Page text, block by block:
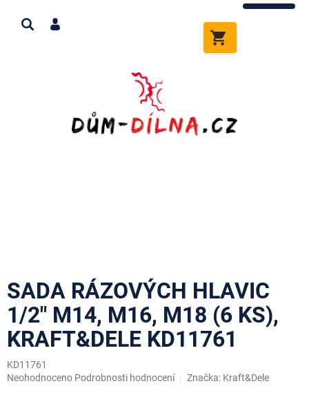
obsah
KOŠÍK
SADA RÁZOVÝCH HLAVIC
1/2" M14, M16, M18 (6 KS),
KRAFT&DELE KD11761
KD11761
Průměrné
Neohodnoceno Podrobnosti hodnocení Značka: Kraft&Dele